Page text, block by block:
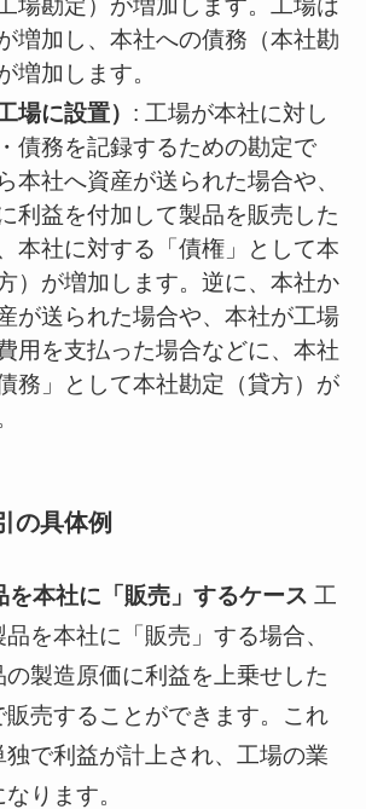
場勘定）が増加します。工場は
増加し、本社への債務（本社勘
増加します。
場に設置） : 工場が本社に対し
債務を記録するための勘定で
本社へ資産が送られた場合や、
利益を付加して製品を販売した
本社に対する「債権」として本
）が増加します。逆に、本社か
が送られた場合や、本社が工場
用を支払った場合などに、本社
務」として本社勘定（貸方）が
の具体例
を本社に「販売」するケース 工
を本社に「販売」する場合、
製造原価に利益を上乗せした
販売することができます。これ
で利益が計上され、工場の業
ります。